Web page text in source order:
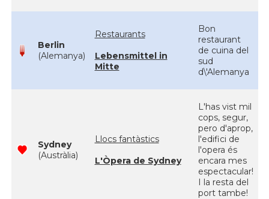
Berlin
(Alemanya)
Restaurants
Lebensmittel in
Mitte
Bon
restaurant
de cuina del
sud
d\'Alemanya
Sydney
(Austràlia)
Llocs fantàstics
L'Òpera de Sydney
L'has vist mil
cops, segur,
pero d'aprop,
l'edifici de
l'opera és
encara mes
espectacular!
I la resta del
port tambe!